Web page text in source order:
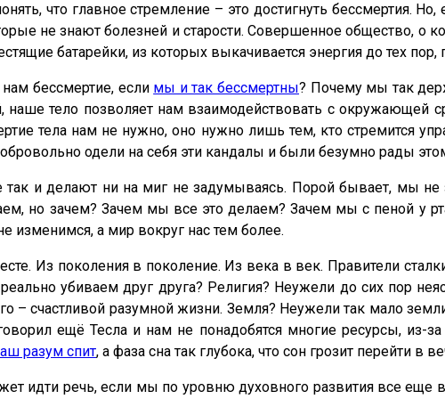
что главное стремление – это достигнуть бессмертия.
не знают болезней и старости. Совершенное общество,
батарейки, из которых выкачивается энергия до тех
бессмертие, если мы и так бессмертны? Почему мы так
наше тело позволяет нам взаимодействовать с окружающей
тела нам не нужно, оно нужно лишь тем, кто стремится
одели на себя эти кандалы и были безумно рады
так и делают ни на миг не задумываясь. Порой бывает, мы
но зачем? Зачем мы все это делаем? Зачем мы с пеной у
изменимся, а мир вокруг нас тем более.
Из поколения в поколение. Из века в век. Правители
убиваем друг друга? Религия? Неужели до сих пор
– счастливой разумной жизни. Земля? Неужели так мало
ещё Тесла и нам не понадобятся многие ресурсы,
разум спит, а фаза сна так глубока, что сон грозит перейти в
идти речь, если мы по уровню духовного развития все